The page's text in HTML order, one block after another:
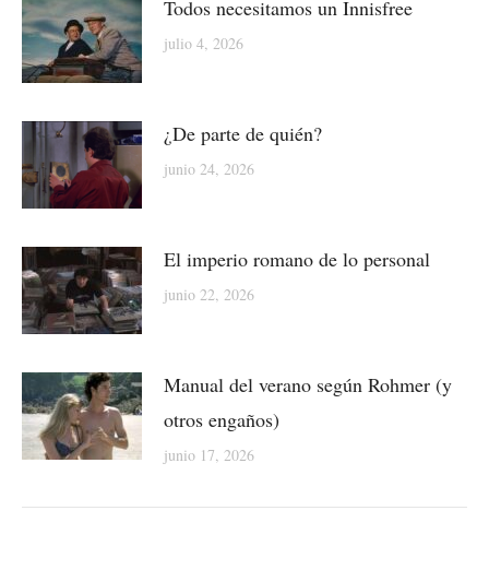
Todos necesitamos un Innisfree
julio 4, 2026
¿De parte de quién?
junio 24, 2026
El imperio romano de lo personal
junio 22, 2026
Manual del verano según Rohmer (y
otros engaños)
junio 17, 2026